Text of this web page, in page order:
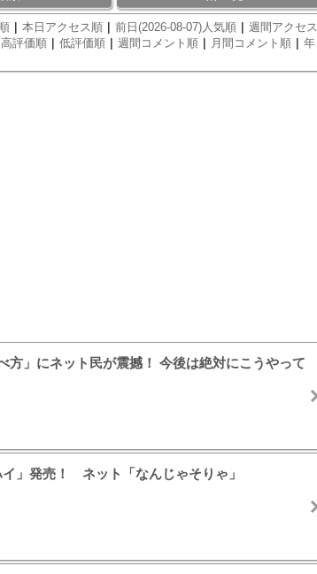
| 本日アクセス順 | 前日(2026-08-07)人気順 | 週間アクセス
高評価順 | 低評価順 | 週間コメント順 | 月間コメント順 | 年
方」にネット民が震撼！ 今後は絶対にこうやって
」発売！ ネット「なんじゃそりゃ」